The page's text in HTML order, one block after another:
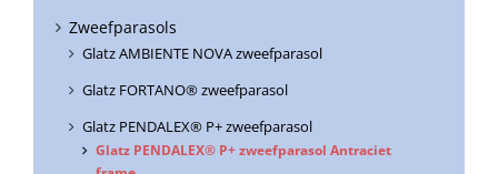
Zweefparasols
Glatz AMBIENTE NOVA zweefparasol
Glatz FORTANO® zweefparasol
Glatz PENDALEX® P+ zweefparasol
Glatz PENDALEX® P+ zweefparasol Antraciet